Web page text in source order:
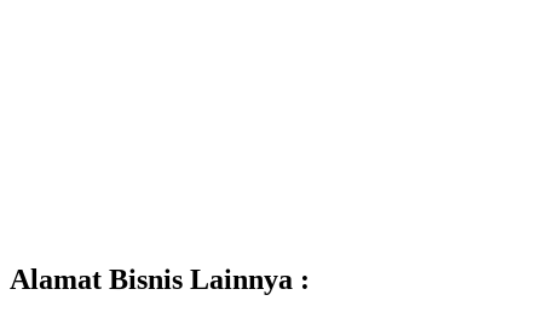
Alamat Bisnis Lainnya :